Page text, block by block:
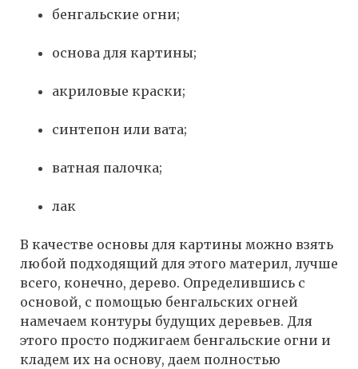
бенгальские огни;
основа для картины;
акриловые краски;
синтепон или вата;
ватная палочка;
лак
В качестве основы для картины можно взять
любой подходящий для этого материл, лучше
всего, конечно, дерево. Определившись с
основой, с помощью бенгальских огней
намечаем контуры будущих деревьев. Для
этого просто поджигаем бенгальские огни и
кладем их на основу, даем полностью